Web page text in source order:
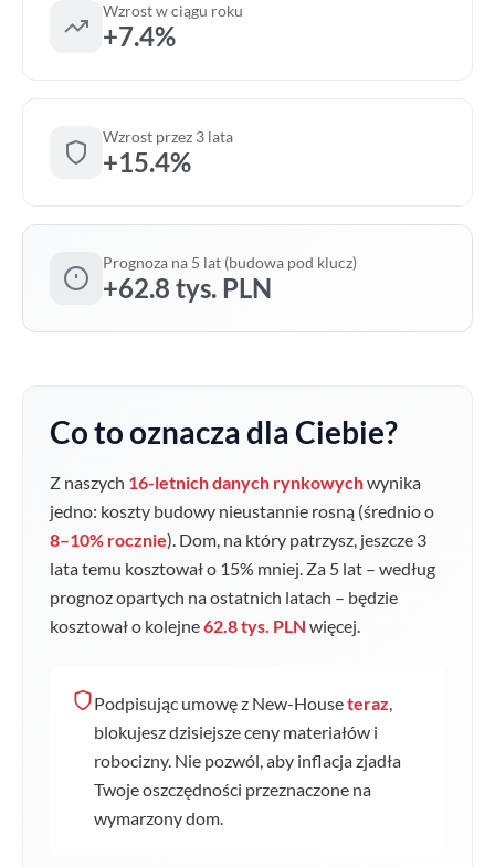
Wzrost w ciągu roku
+7.4%
Wzrost przez 3 lata
+15.4%
Prognoza na 5 lat (budowa pod klucz)
+62.8 tys. PLN
Co to oznacza dla Ciebie?
Z naszych 16-letnich danych rynkowychwynika
jedno: koszty budowy nieustannie rosną (średnio o
8–10% rocznie). Dom, na który patrzysz, jeszcze 3
lata temu kosztował o 15% mniej. Za 5 lat – według
prognoz opartych na ostatnich latach – będzie
kosztował o kolejne62.8 tys. PLN więcej.
Podpisując umowę z New-Houseteraz,
blokujesz dzisiejsze ceny materiałów i
robocizny. Nie pozwól, aby inflacja zjadła
Twoje oszczędności przeznaczone na
wymarzony dom.